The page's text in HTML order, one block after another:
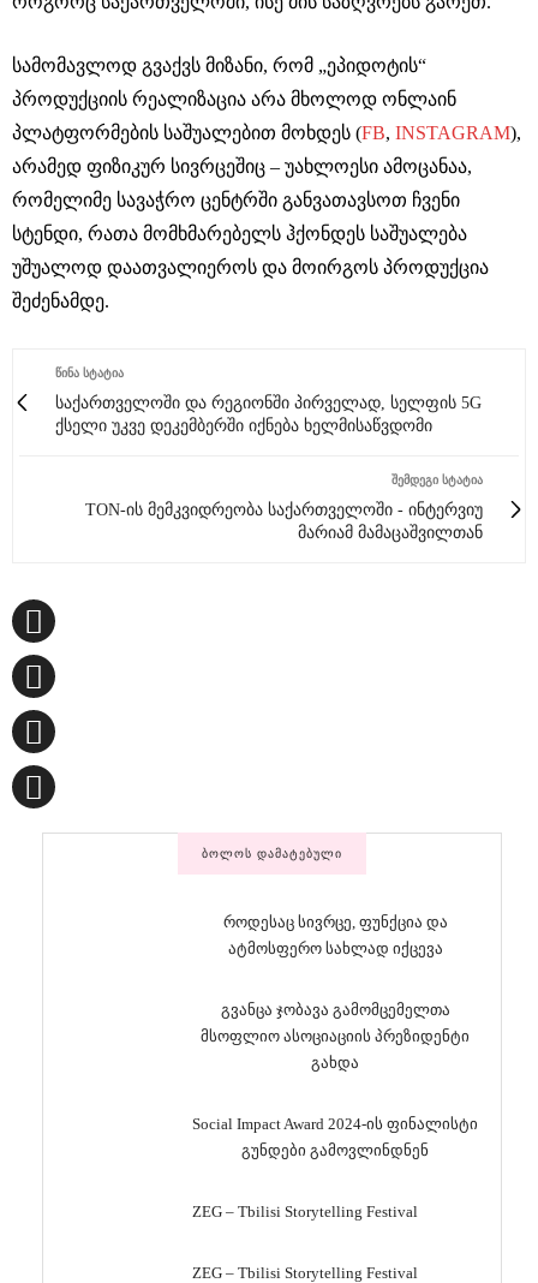
სამომავლოდ გვაქვს მიზანი, რომ „ეპიდოტის“
პროდუქციის რეალიზაცია არა მხოლოდ ონლაინ
პლატფორმების საშუალებით მოხდეს (FB, INSTAGRAM),
არამედ ფიზიკურ სივრცეშიც – უახლოესი ამოცანაა,
რომელიმე სავაჭრო ცენტრში განვათავსოთ ჩვენი
სტენდი, რათა მომხმარებელს ჰქონდეს საშუალება
უშუალოდ დაათვალიეროს და მოირგოს პროდუქცია
შეძენამდე.
ᲬᲘᲜᲐ ᲡᲢᲐᲢᲘᲐ
საქართველოში და რეგიონში პირველად, სელფის 5G
ქსელი უკვე დეკემბერში იქნება ხელმისაწვდომი
ᲨᲔᲛᲓᲔᲒᲘ ᲡᲢᲐᲢᲘᲐ
TON-ის მემკვიდრეობა საქართველოში - ინტერვიუ
მარიამ მამაცაშვილთან
ᲑᲝᲚᲝᲡ ᲓᲐᲛᲐᲢᲔᲑᲣᲚᲘ
როდესაც სივრცე, ფუნქცია და
ატმოსფერო სახლად იქცევა
გვანცა ჯობავა გამომცემელთა
მსოფლიო ასოციაციის პრეზიდენტი
გახდა
Social Impact Award 2024-ის ფინალისტი
გუნდები გამოვლინდნენ
ZEG – Tbilisi Storytelling Festival
ZEG – Tbilisi Storytelling Festival